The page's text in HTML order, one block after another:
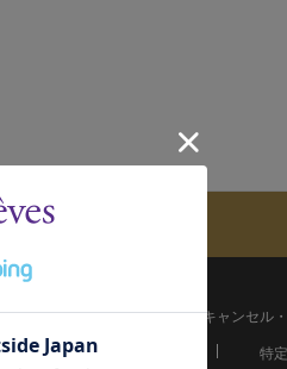
案内
決済について
キャンセル
録 特